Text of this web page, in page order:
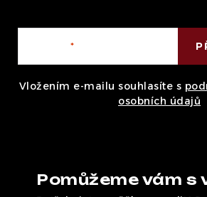
Pomůžeme vám s
Vložením e-mailu souhlasíte s
osobních údajů